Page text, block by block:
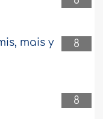
8
mais y
8